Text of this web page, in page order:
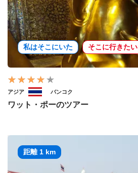
私はそこにいた そこに行きたい
アジア バンコク
ワット・ポーのツアー
距離 1 km